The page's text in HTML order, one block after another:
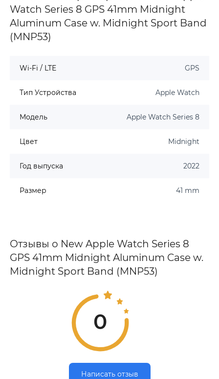
Watch Series 8 GPS 41mm Midnight
Aluminum Case w. Midnight Sport Band
(MNP53)
Wi-Fi / LTE GPS
Тип Устройства Apple Watch
Модель Apple Watch Series 8
Цвет Midnight
Год выпуска 2022
Размер 41 mm
Отзывы о New Apple Watch Series 8
GPS 41mm Midnight Aluminum Case w.
Midnight Sport Band (MNP53)
0
Написать отзыв